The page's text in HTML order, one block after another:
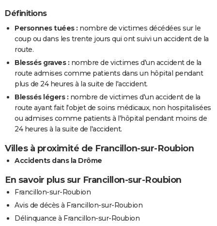
Définitions
Personnes tuées : nombre de victimes décédées sur le
coup ou dans les trente jours qui ont suivi un accident de la
route.
Blessés graves : nombre de victimes d'un accident de la
route admises comme patients dans un hôpital pendant
plus de 24 heures à la suite de l'accident.
Blessés légers : nombre de victimes d'un accident de la
route ayant fait l'objet de soins médicaux, non hospitalisées
ou admises comme patients à l'hôpital pendant moins de
24 heures à la suite de l'accident.
Villes à proximité de Francillon-sur-Roubion
Accidents dans la Drôme
En savoir plus sur Francillon-sur-Roubion
Francillon-sur-Roubion
Avis de décès à Francillon-sur-Roubion
Délinquance à Francillon-sur-Roubion